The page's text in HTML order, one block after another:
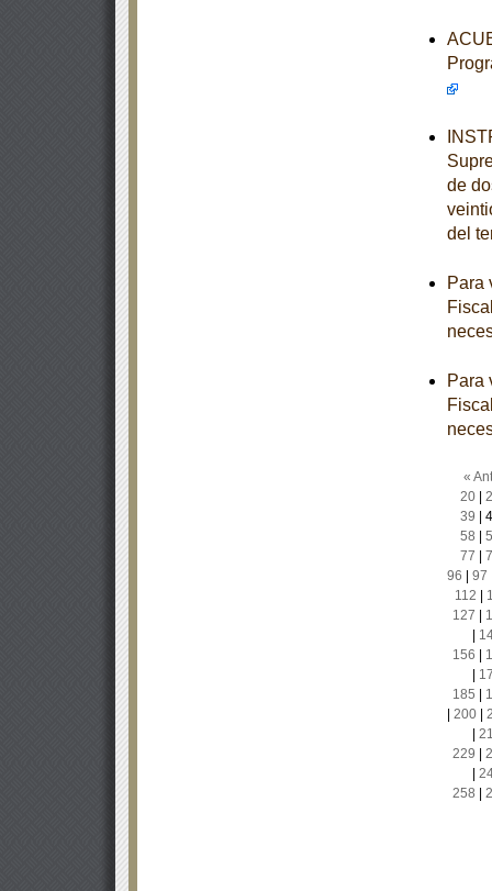
de
del
Para
Para
«
20|
39
58
77
96
97
112
127
156
185
200|
229
258